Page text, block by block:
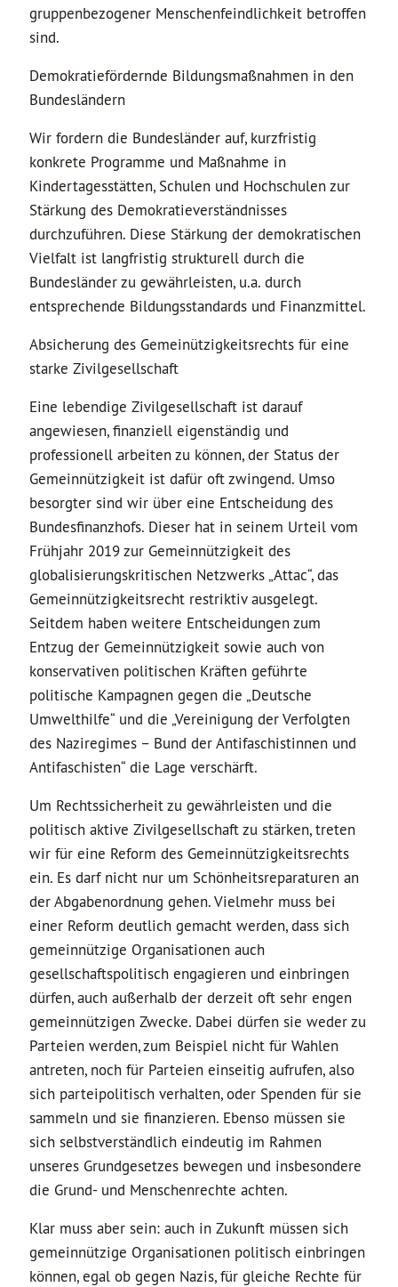
gruppenbezogener Menschenfeindlichkeit betroffen
sind.
Demokratiefördernde Bildungsmaßnahmen in den
Bundesländern
Wir fordern die Bundesländer auf, kurzfristig
konkrete Programme und Maßnahme in
Kindertagesstätten, Schulen und Hochschulen zur
Stärkung des Demokratieverständnisses
durchzuführen. Diese Stärkung der demokratischen
Vielfalt ist langfristig strukturell durch die
Bundesländer zu gewährleisten, u.a. durch
entsprechende Bildungsstandards und Finanzmittel.
Absicherung des Gemeinützigkeitsrechts für eine
starke Zivilgesellschaft
Eine lebendige Zivilgesellschaft ist darauf
angewiesen, finanziell eigenständig und
professionell arbeiten zu können, der Status der
Gemeinnützigkeit ist dafür oft zwingend. Umso
besorgter sind wir über eine Entscheidung des
Bundesfinanzhofs. Dieser hat in seinem Urteil vom
Frühjahr 2019 zur Gemeinnützigkeit des
globalisierungskritischen Netzwerks „Attac“, das
Gemeinnützigkeitsrecht restriktiv ausgelegt.
Seitdem haben weitere Entscheidungen zum
Entzug der Gemeinnützigkeit sowie auch von
konservativen politischen Kräften geführte
politische Kampagnen gegen die „Deutsche
Umwelthilfe“ und die „Vereinigung der Verfolgten
des Naziregimes – Bund der Antifaschistinnen und
Antifaschisten“ die Lage verschärft.
Um Rechtssicherheit zu gewährleisten und die
politisch aktive Zivilgesellschaft zu stärken, treten
wir für eine Reform des Gemeinnützigkeitsrechts
ein. Es darf nicht nur um Schönheitsreparaturen an
der Abgabenordnung gehen. Vielmehr muss bei
einer Reform deutlich gemacht werden, dass sich
gemeinnützige Organisationen auch
gesellschaftspolitisch engagieren und einbringen
dürfen, auch außerhalb der derzeit oft sehr engen
gemeinnützigen Zwecke. Dabei dürfen sie weder zu
Parteien werden, zum Beispiel nicht für Wahlen
antreten, noch für Parteien einseitig aufrufen, also
sich parteipolitisch verhalten, oder Spenden für sie
sammeln und sie finanzieren. Ebenso müssen sie
sich selbstverständlich eindeutig im Rahmen
unseres Grundgesetzes bewegen und insbesondere
die Grund- und Menschenrechte achten.
Klar muss aber sein: auch in Zukunft müssen sich
gemeinnützige Organisationen politisch einbringen
können, egal ob gegen Nazis, für gleiche Rechte für